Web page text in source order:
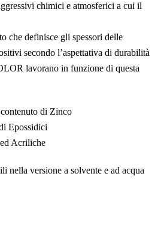
chimici e atmosferici a cui il
che definisce gli spessori delle
secondo l’aspettativa di durabilità
lavorano in funzione di questa
di Zinco
Epossidici
Acriliche
nella versione a solvente e ad acqua